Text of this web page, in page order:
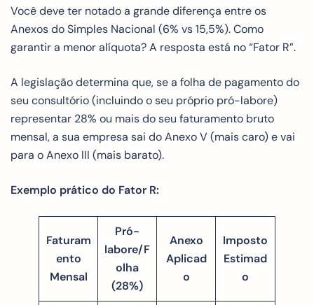
Você deve ter notado a grande diferença entre os
Anexos do Simples Nacional (6% vs 15,5%). Como
garantir a menor alíquota? A resposta está no “Fator R”.
A legislação determina que, se a folha de pagamento do
seu consultório (incluindo o seu próprio pró-labore)
representar 28% ou mais do seu faturamento bruto
mensal, a sua empresa sai do Anexo V (mais caro) e vai
para o Anexo III (mais barato).
Exemplo prático do Fator R:
Faturam
ento
Mensal
Pró-
labore/F
olha
(28%)
Anexo
Aplicad
o
Imposto
Estimad
o